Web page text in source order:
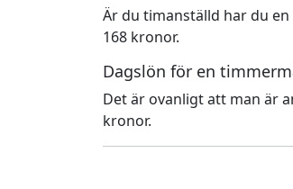
Är du timanställd har du
168 kronor.
Dagslön för en
Det är ovanligt att man är
kronor.